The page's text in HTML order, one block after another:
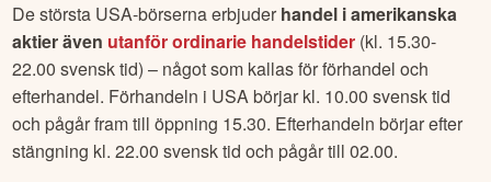
De största USA-börserna erbjuder handel i amerikanska
aktier även utanför ordinarie handelstider (kl. 15.30-
22.00 svensk tid) – något som kallas för förhandel och
efterhandel. Förhandeln i USA börjar kl. 10.00 svensk tid
och pågår fram till öppning 15.30. Efterhandeln börjar efter
stängning kl. 22.00 svensk tid och pågår till 02.00.